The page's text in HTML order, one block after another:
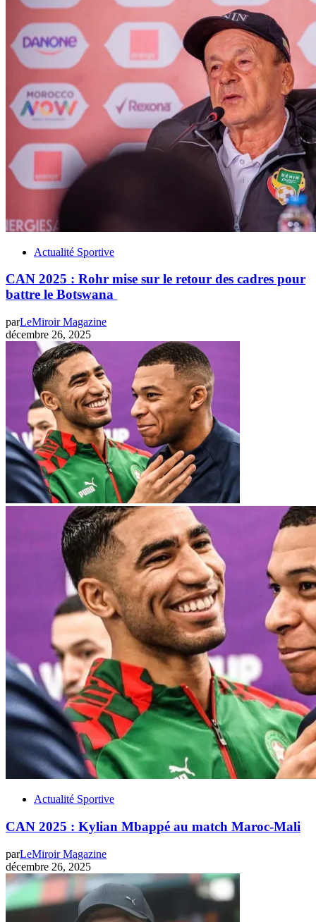
Actualité Sportive
CAN 2025 : Rohr mise sur le retour des cadres pour
battre le Botswana
parLeMiroir Magazine
décembre 26, 2025
Actualité Sportive
CAN 2025 : Kylian Mbappé au match Maroc-Mali
parLeMiroir Magazine
décembre 26, 2025